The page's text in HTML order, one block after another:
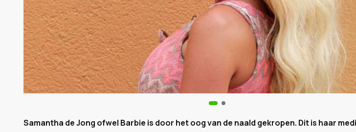
Samantha de Jong ofwel Barbie is door het oog van de naald gekropen. Dit is haar